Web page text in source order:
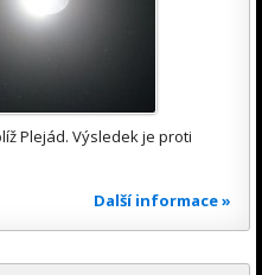
Plejád. Výsledek je proti
Další informace »